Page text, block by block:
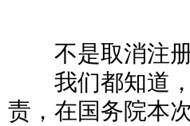
不是取消注册
我们都知道，
责，在国务院本